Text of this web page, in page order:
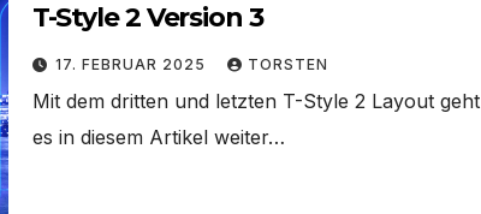
T-Style 2 Version 3
17. FEBRUAR 2025 TORSTEN
Mit dem dritten und letzten T-Style 2 Layout geht
es in diesem Artikel weiter…